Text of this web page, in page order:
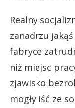
Realny
zanadrzu
fabryce
niż miejsc
zjawisko
mogły iść ze